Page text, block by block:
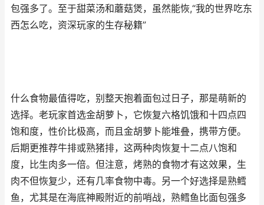
包强多了。至于甜菜汤和蘑菇煲，虽然能恢,“我的世界吃东
西怎么吃，资深玩家的生存秘籍”
什么食物最值得吃，别整天抱着面包过日子，那是萌新的
选择。老玩家首选金胡萝卜，它恢复六格饥饿和十四点四
饱和度，性价比极高，而且金胡萝卜能堆叠，携带方便。
后期更推荐牛排或熟猪排，这两种肉恢复十二点八饱和
度，比生肉多一倍。但注意，烤熟的食物才有这效果，生
肉不但恢复少，还有几率食物中毒。另一个好选择是熟鳕
鱼，尤其是在海底神殿附近的前哨战，熟鳕鱼比面包强多